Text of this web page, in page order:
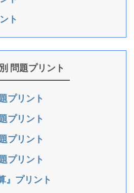
ト
問題プリント
プリント
プリント
プリント
プリント
』プリント